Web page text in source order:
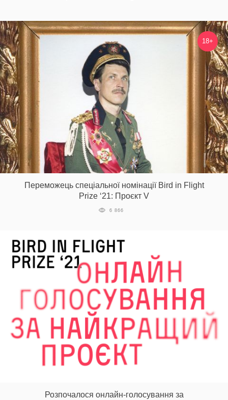
18+
Переможець спеціальної номінації Bird in Flight
Prize ‘21: Проєкт V
6 866
Розпочалося онлайн-голосування за